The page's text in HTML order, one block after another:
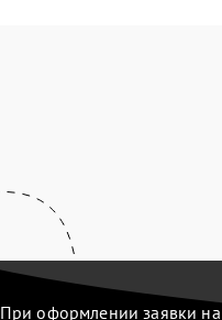
При оформлении заявки на